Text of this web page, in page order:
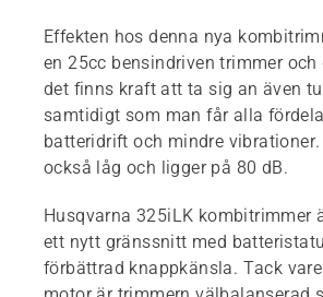
Effekten hos denna nya
en 25cc bensindriven trimmer
det finns kraft att ta sig an även
samtidigt som man får alla
batteridrift och mindre
också låg och ligger på 80 dB.
Husqvarna 325iLK kombitrimmer
ett nytt gränssnitt med
förbättrad knappkänsla. Tack